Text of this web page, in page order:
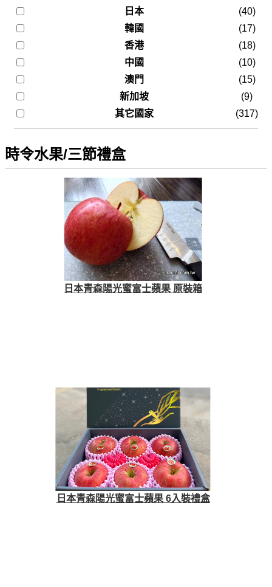
日本
(40)
韓國
(17)
香港
(18)
中國
(10)
澳門
(15)
新加坡
(9)
其它國家
(317)
時令水果/三節禮盒
日本青森陽光蜜富士蘋果 原裝箱
日本青森陽光蜜富士蘋果 6入裝禮盒